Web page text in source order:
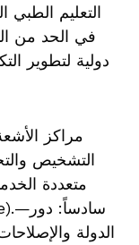
في الحد من
دولية لتطوير
التشخيص
متعددة
الدولة